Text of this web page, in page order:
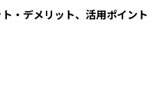
・デメリット、活用ポイント